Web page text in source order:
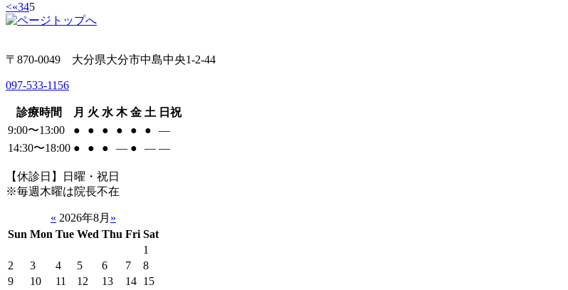
<«345
〒870-0049 大分県大分市中島中央1-2-44
097-533-1156
診療時間 月 火 水 木 金 土 日祝
9:00〜13:00
● ● ● ● ● ●
―
14:30〜18:00 ● ● ● ― ● ― ―
【休診日】日曜・祝日
※毎週木曜は院長不在
« 2026年8月 »
Sun Mon Tue Wed Thu Fri Sat
1
2
3 4 5 6 7
8
9
10 11 12 13 14 15